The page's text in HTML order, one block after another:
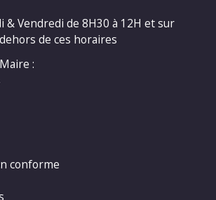
& Vendredi de 8H30 à 12H et sur
de ces horaires
:
conforme